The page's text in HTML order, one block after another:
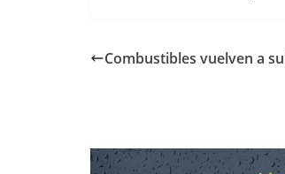
Combustibles vuelven a